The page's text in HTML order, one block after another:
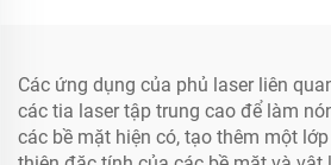
Các ứng dụng của phủ laser liên
các tia laser tập trung cao để làm
các bề mặt hiện có, tạo thêm một